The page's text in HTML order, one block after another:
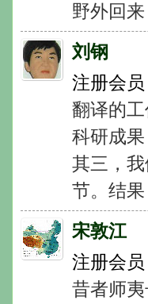
野外回
刘钢
注册会员
翻译的
科研成
其三，
节。结
宋敦江
注册会员
昔者师